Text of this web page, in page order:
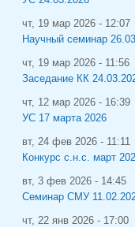
чт, 19 мар 2026 - 12:07
Научный семинар
чт, 19 мар 2026 - 11:56
Заседание КК
чт, 12 мар 2026 - 16:39
УС 17 марта 2026
вт, 24 фев 2026 - 11:11
Конкурс с.н.с. март
вт, 3 фев 2026 - 14:45
Семинар СМУ
чт, 22 янв 2026 - 17:00